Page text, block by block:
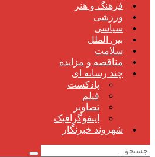
فرهنگ و هنر
ورزشی
سیاسی
بین الملل
سلامت
مناقصه و مزایده
چند رسانه ای
پادکست
فیلم
تصاویر
اینفوگرافیک
شهروند خبرنگار